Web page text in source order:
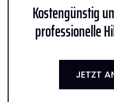
Kostengünstig
professionelle
JETZT